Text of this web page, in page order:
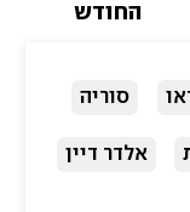
החודש
סוריה
אלדר דיין